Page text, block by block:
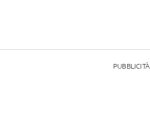
PUBBLICITÀ